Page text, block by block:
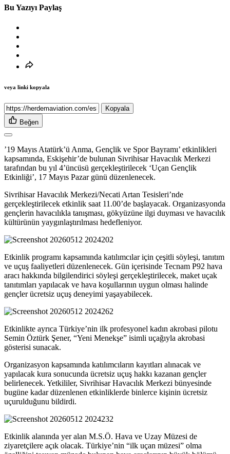
Bu Yazıyı Paylaş
veya linki kopyala
Kopyala
Beğen
’19 Mayıs Atatürk’ü Anma, Gençlik ve Spor Bayramı’ etkinlikleri
kapsamında, Eskişehir’de bulunan Sivrihisar Havacılık Merkezi
tarafından bu yıl 4’üncüsü gerçekleştirilecek ‘Uçan Gençlik
Etkinliği’, 17 Mayıs Pazar günü düzenlenecek.
Sivrihisar Havacılık Merkezi/Necati Artan Tesisleri’nde
gerçekleştirilecek etkinlik saat 11.00’de başlayacak. Organizasyonda
gençlerin havacılıkla tanışması, gökyüzüne ilgi duyması ve havacılık
kültürünün yaygınlaştırılması hedefleniyor.
Etkinlik programı kapsamında katılımcılar için çeşitli söyleşi, tanıtım
ve uçuş faaliyetleri düzenlenecek. Gün içerisinde Tecnam P92 hava
aracı hakkında bilgilendirici söyleşi gerçekleştirilecek, maket uçak
tanıtımları yapılacak ve hava koşullarının uygun olması halinde
gençler ücretsiz uçuş deneyimi yaşayabilecek.
Etkinlikte ayrıca Türkiye’nin ilk profesyonel kadın akrobasi pilotu
Semin Öztürk Şener, “Yeni Menekşe” isimli uçağıyla akrobasi
gösterisi sunacak.
Organizasyon kapsamında katılımcıların kayıtları alınacak ve
yapılacak kura sonucunda ücretsiz uçuş hakkı kazanan gençler
belirlenecek. Yetkililer, Sivrihisar Havacılık Merkezi bünyesinde
bugüne kadar düzenlenen etkinliklerde binlerce kişinin ücretsiz
uçurulduğunu bildirdi.
Etkinlik alanında yer alan M.S.Ö. Hava ve Uzay Müzesi de
ziyaretçilere açık olacak. Türkiye’nin “ilk uçan müzesi” olma